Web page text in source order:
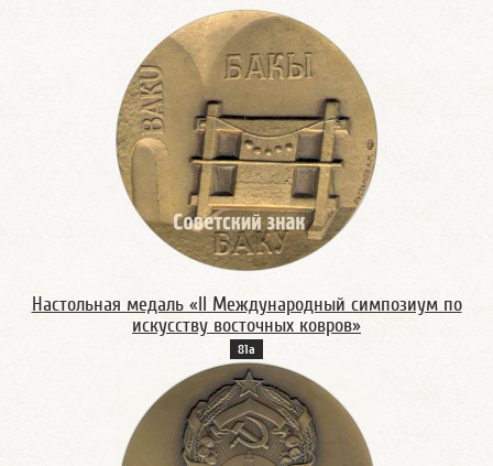
Настольная медаль «II Международный симпозиум по
искусству восточных ковров»
81а